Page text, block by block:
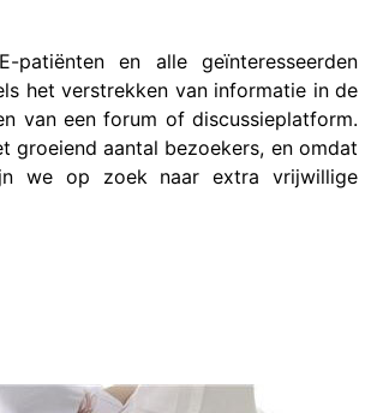
en alle geïnteresseerden
het verstrekken van informatie in de
van een forum of discussieplatform.
groeiend aantal bezoekers, en omdat
we op zoek naar extra vrijwillige